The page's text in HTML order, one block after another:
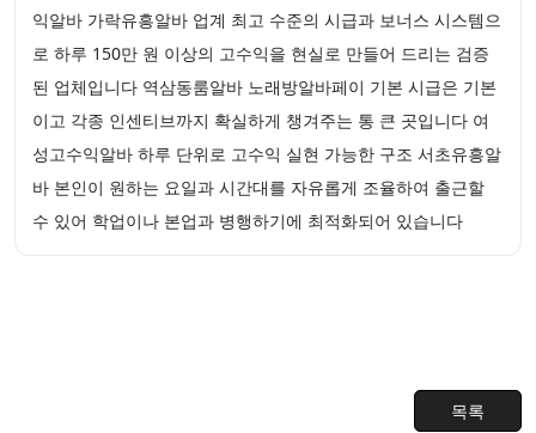
익알바 가락유흥알바 업계 최고 수준의 시급과 보너스 시스템으
로 하루 150만 원 이상의 고수익을 현실로 만들어 드리는 검증
된 업체입니다 역삼동룸알바 노래방알바페이 기본 시급은 기본
이고 각종 인센티브까지 확실하게 챙겨주는 통 큰 곳입니다 여
성고수익알바 하루 단위로 고수익 실현 가능한 구조 서초유흥알
바 본인이 원하는 요일과 시간대를 자유롭게 조율하여 출근할
수 있어 학업이나 본업과 병행하기에 최적화되어 있습니다
목록